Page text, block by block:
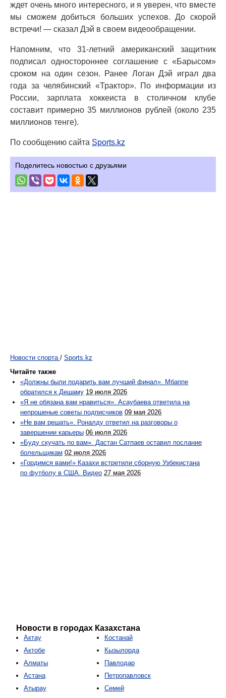
ждет очень много интересного, и я уверен, что вместе
мы сможем добиться больших успехов. До скорой
встречи! — сказал Дэй в своем видеообращении.
Напомним, что 31-летний американский защитник
подписал одностороннее соглашение с «Барысом»
сроком на один сезон. Ранее Логан Дэй играл два
года за челябинский «Трактор». По информации из
России, зарплата хоккеиста в столичном клубе
составит примерно 35 миллионов рублей (около 235
миллионов тенге).
По сообщению сайта Sports.kz
Поделитесь новостью с друзьями
Новости спорта / Sports.kz
Читайте также
«Должны были подарить вам лучший финал». Мбаппе
обратился к Дешаму 19 июля 2026
«Я не обязана вам нравиться». Асаубаева ответила на
непрошеные советы подписчиков 09 мая 2026
«Не вам решать». Роналду ответил на разговоры о
завершении карьеры 06 июля 2026
«Буду скучать по вам». Дастан Сатпаев оставил послание
болельщикам 02 июля 2026
«Гордимся вами!» Казахи встретили сборную Узбекистана
по футболу в США. Видео 27 мая 2026
Новости в городах Казахстана
Актау
Актобе
Алматы
Астана
Атырау
Костанай
Кызылорда
Павлодар
Петропавловск
Семей